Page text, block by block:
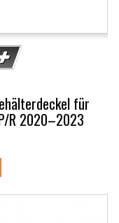
für
R 2020–2023